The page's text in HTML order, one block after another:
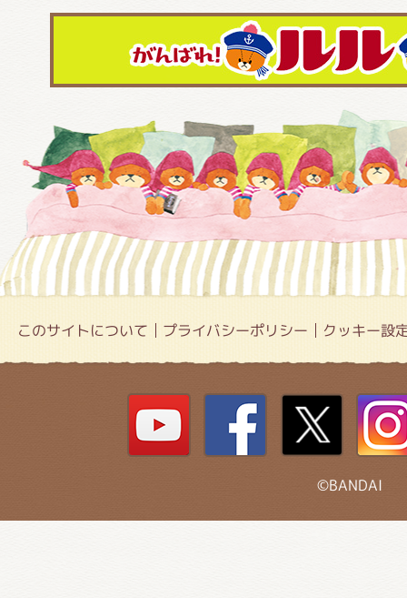
このサイトについて プライバシーポリシー クッキー設
©BANDAI